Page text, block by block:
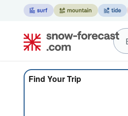
Find Your Trip